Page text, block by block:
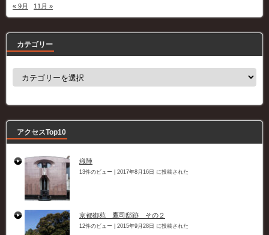
« 9月 11月 »
カテゴリー
ー
アクセスTop10
織陣
13件のビュー 2017年8月16日 に投稿された
京都御苑 鷹司邸跡 その２
12件のビュー 2015年9月28日 に投稿された